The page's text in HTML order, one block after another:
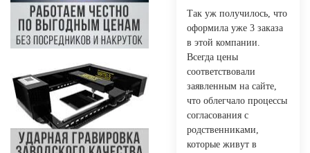
Так уж получилось, что
оформила уже 3 заказа
в этой компании.
Всегда цены
соответствовали
заявленным на сайте,
что облегчало процессы
согласования с
родственниками,
которые живут в